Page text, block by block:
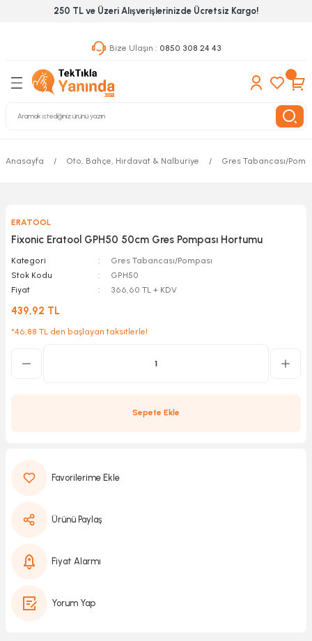
250 TL ve Üzeri Alışverişlerinizde Ücretsiz Kargo!
Bize Ulaşın : 0850 308 24 43
Geri Dön
Geri Dön
& Nalburiye
Grubu
Dolapları
Aletleri
ve Bisiklet
Geri Dön
Anasayfa Oto, Bahçe, Hırdavat & Nalburiye Gres Tabancası/
ERATOOL
Fixonic Eratool GPH50 50cm Gres Pompası Hortumu
Kategori
Gres Tabancası/Pompası
Stok Kodu
GPH50
Fiyat
366,60 TL + KDV
439,92 TL
*46,88 TL den başlayan taksitlerle!
Sepete Ekle
Ürünü Paylaş
Fiyat Alarmı
Yorum Yap